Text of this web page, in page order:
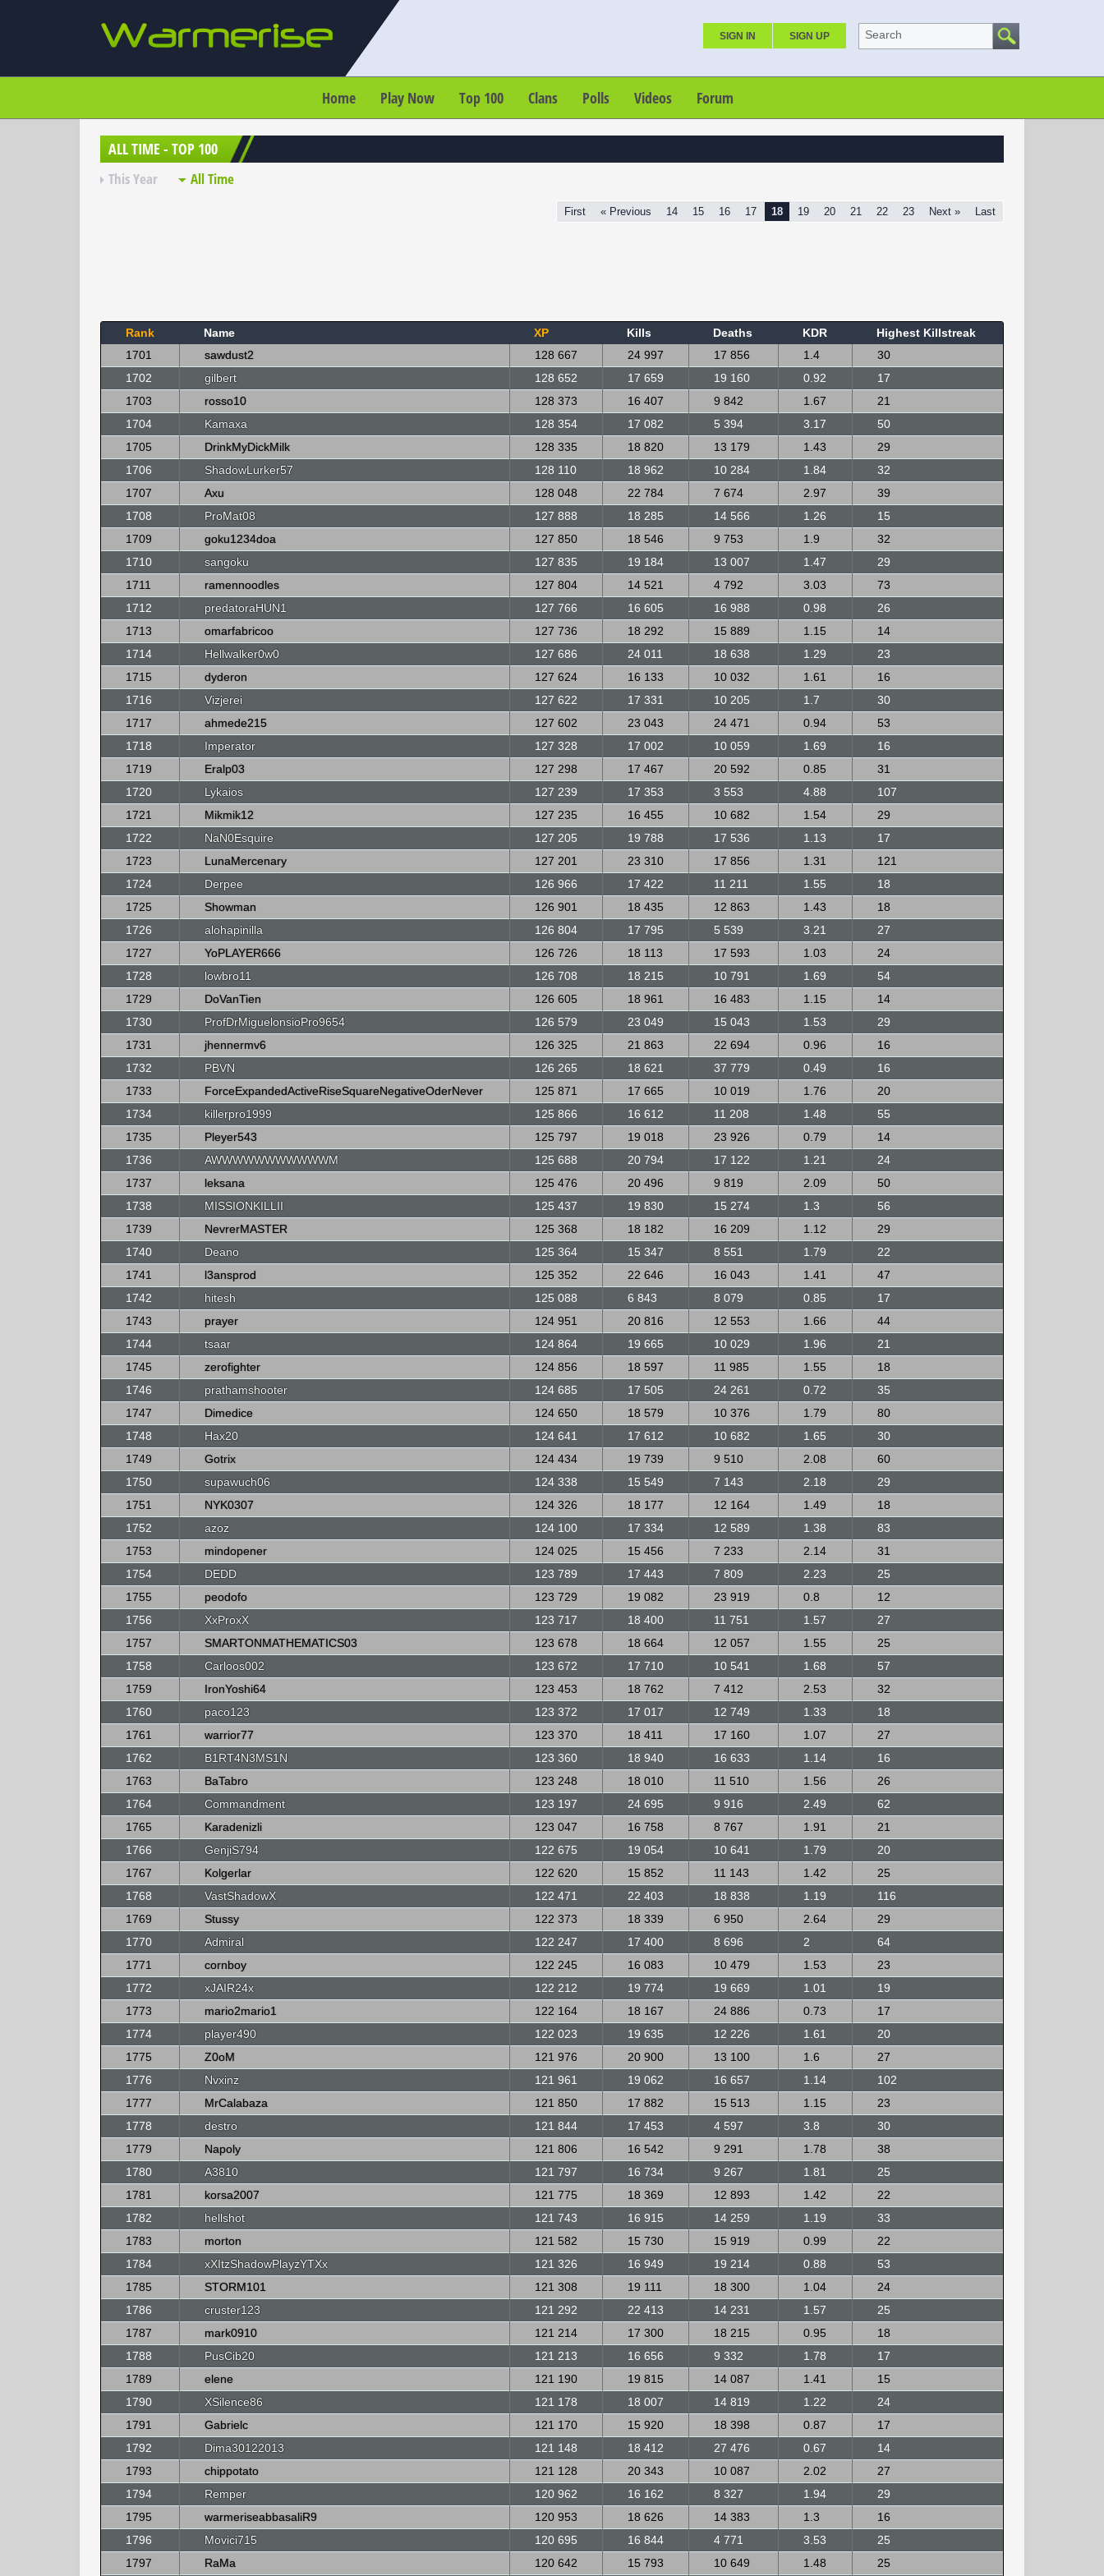
SIGN IN SIGN UP Search
Home Play Now Top 100 Clans Polls Videos Forum
ALL TIME - TOP 100
This Year All Time
First « Previous 14 15 16 17 18 19 20 21 22 23 Next » Last
Rank Name XP Kills Deaths KDR
Highest Killstreak
1701
sawdust2 128 667 24 997 17 856 1.4
30
1702
gilbert 128 652 17 659 19 160 0.92
17
1703
rosso10 128 373 16 407 9 842 1.67
21
1704
Kamaxa 128 354 17 082 5 394 3.17
50
1705
DrinkMyDickMilk 128 335 18 820 13 179 1.43
29
1706
ShadowLurker57 128 110 18 962 10 284 1.84
32
1707
Axu 128 048 22 784 7 674 2.97
39
1708
ProMat08 127 888 18 285 14 566 1.26
15
1709
goku1234doa 127 850 18 546 9 753 1.9
32
1710
sangoku 127 835 19 184 13 007 1.47
29
1711
ramennoodles 127 804 14 521 4 792 3.03
73
1712
predatoraHUN1 127 766 16 605 16 988 0.98
26
1713
omarfabricoo 127 736 18 292 15 889 1.15
14
1714
Hellwalker0w0 127 686 24 011 18 638 1.29
23
1715
dyderon 127 624 16 133 10 032 1.61
16
1716
Vizjerei 127 622 17 331 10 205 1.7
30
1717
ahmede215 127 602 23 043 24 471 0.94
53
1718
Imperator 127 328 17 002 10 059 1.69
16
1719
Eralp03 127 298 17 467 20 592 0.85
31
1720
Lykaios 127 239 17 353 3 553 4.88
107
1721
Mikmik12 127 235 16 455 10 682 1.54
29
1722
NaN0Esquire 127 205 19 788 17 536 1.13
17
1723
LunaMercenary 127 201 23 310 17 856 1.31
121
1724
Derpee 126 966 17 422 11 211 1.55
18
1725
Showman 126 901 18 435 12 863 1.43
18
1726
alohapinilla 126 804 17 795 5 539 3.21
27
1727
YoPLAYER666 126 726 18 113 17 593 1.03
24
1728
lowbro11 126 708 18 215 10 791 1.69
54
1729
DoVanTien 126 605 18 961 16 483 1.15
14
1730
ProfDrMiguelonsioPro9654 126 579 23 049 15 043 1.53
29
1731
jhennermv6 126 325 21 863 22 694 0.96
16
1732
PBVN 126 265 18 621 37 779 0.49
16
1733
ForceExpandedActiveRiseSquareNegativeOderNever 125 871 17 665 10 019 1.76
20
1734
killerpro1999 125 866 16 612 11 208 1.48
55
1735
Pleyer543 125 797 19 018 23 926 0.79
14
1736
AWWWWWWWWWWWM 125 688 20 794 17 122 1.21
24
1737
leksana 125 476 20 496 9 819 2.09
50
1738
MISSIONKILLII 125 437 19 830 15 274 1.3
56
1739
NevrerMASTER 125 368 18 182 16 209 1.12
29
1740
Deano 125 364 15 347 8 551 1.79
22
1741
l3ansprod 125 352 22 646 16 043 1.41
47
1742
hitesh 125 088 6 843 8 079 0.85
17
1743
prayer 124 951 20 816 12 553 1.66
44
1744
tsaar 124 864 19 665 10 029 1.96
21
1745
zerofighter 124 856 18 597 11 985 1.55
18
1746
prathamshooter 124 685 17 505 24 261 0.72
35
1747
Dimedice 124 650 18 579 10 376 1.79
80
1748
Hax20 124 641 17 612 10 682 1.65
30
1749
Gotrix 124 434 19 739 9 510 2.08
60
1750
supawuch06 124 338 15 549 7 143 2.18
29
1751
NYK0307 124 326 18 177 12 164 1.49
18
1752
azoz 124 100 17 334 12 589 1.38
83
1753
mindopener 124 025 15 456 7 233 2.14
31
1754
DEDD 123 789 17 443 7 809 2.23
25
1755
peodofo 123 729 19 082 23 919 0.8
12
1756
XxProxX 123 717 18 400 11 751 1.57
27
1757
SMARTONMATHEMATICS03 123 678 18 664 12 057 1.55
25
1758
Carloos002 123 672 17 710 10 541 1.68
57
1759
IronYoshi64 123 453 18 762 7 412 2.53
32
1760
paco123 123 372 17 017 12 749 1.33
18
1761
warrior77 123 370 18 411 17 160 1.07
27
1762
B1RT4N3MS1N 123 360 18 940 16 633 1.14
16
1763
BaTabro 123 248 18 010 11 510 1.56
26
1764
Commandment 123 197 24 695 9 916 2.49
62
1765
Karadenizli 123 047 16 758 8 767 1.91
21
1766
GenjiS794 122 675 19 054 10 641 1.79
20
1767
Kolgerlar 122 620 15 852 11 143 1.42
25
1768
VastShadowX 122 471 22 403 18 838 1.19
116
1769
Stussy 122 373 18 339 6 950 2.64
29
1770
Admiral 122 247 17 400 8 696 2
64
1771
cornboy 122 245 16 083 10 479 1.53
23
1772
xJAIR24x 122 212 19 774 19 669 1.01
19
1773
mario2mario1 122 164 18 167 24 886 0.73
17
1774
player490 122 023 19 635 12 226 1.61
20
1775
Z0oM 121 976 20 900 13 100 1.6
27
1776
Nvxinz 121 961 19 062 16 657 1.14
102
1777
MrCalabaza 121 850 17 882 15 513 1.15
23
1778
destro 121 844 17 453 4 597 3.8
30
1779
Napoly 121 806 16 542 9 291 1.78
38
1780
A3810 121 797 16 734 9 267 1.81
25
1781
korsa2007 121 775 18 369 12 893 1.42
22
1782
hellshot 121 743 16 915 14 259 1.19
33
1783
morton 121 582 15 730 15 919 0.99
22
1784
xXItzShadowPlayzYTXx 121 326 16 949 19 214 0.88
53
1785
STORM101 121 308 19 111 18 300 1.04
24
1786
cruster123 121 292 22 413 14 231 1.57
25
1787
mark0910 121 214 17 300 18 215 0.95
18
1788
PusCib20 121 213 16 656 9 332 1.78
17
1789
elene 121 190 19 815 14 087 1.41
15
1790
XSilence86 121 178 18 007 14 819 1.22
24
1791
Gabrielc 121 170 15 920 18 398 0.87
17
1792
Dima30122013 121 148 18 412 27 476 0.67
14
1793
chippotato 121 128 20 343 10 087 2.02
27
1794
Remper 120 962 16 162 8 327 1.94
29
1795
warmeriseabbasaliR9 120 953 18 626 14 383 1.3
16
1796
Movici715 120 695 16 844 4 771 3.53
25
1797
RaMa 120 642 15 793 10 649 1.48 25